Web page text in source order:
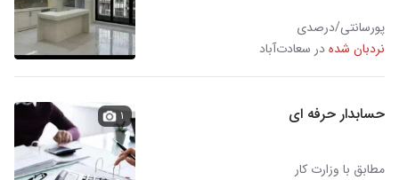
پورسانتی/درصدی
نردبان شدهدر سعادت‌آباد
حسابدار حرفه ای
مطابق با وزارت کار
۱